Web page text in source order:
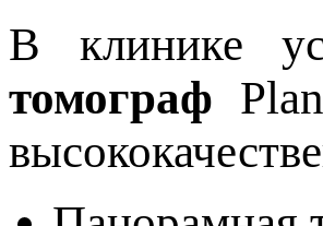
В клинике
томограф